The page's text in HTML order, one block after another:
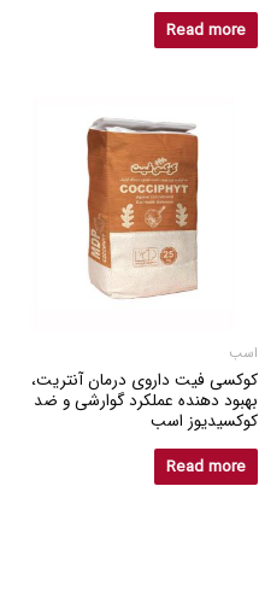
Read more
اسب
کوکسی فیت داروی درمان آنتریت،
بهبود دهنده عملکرد گوارشی و ضد
کوکسیدیوز اسب
Read more